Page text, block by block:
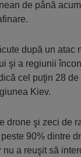
de până
după un atac
şi a regiunii
cel puţin 28 de
Kiev.
drone şi zeci de
90% dintre
a reuşit să